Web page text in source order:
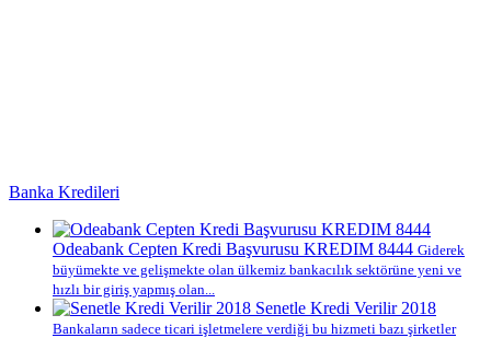
Banka Kredileri
Odeabank Cepten Kredi Başvurusu KREDIM 8444 Giderek
büyümekte ve gelişmekte olan ülkemiz bankacılık sektörüne yeni ve
hızlı bir giriş yapmış olan...
Senetle Kredi Verilir 2018
Bankaların sadece ticari işletmelere verdiği bu hizmeti bazı şirketler